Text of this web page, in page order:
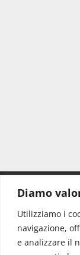
Diamo
Utilizziamo i
navigazione,
e analizzare il
Redazione:
Direttore: